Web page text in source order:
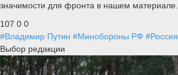
значимости для фронта в нашем материале.
107 0 0
#Владимир Путин #Минобороны РФ #Россия
Выбор редакции